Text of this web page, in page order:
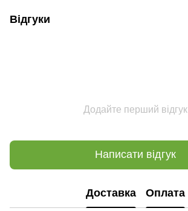
Відгуки
Додайте перший відгук
Написати відгук
Доставка Оплата